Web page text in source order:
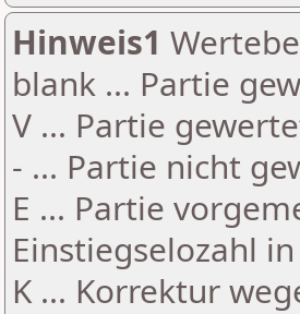
Hinweis1
blank ... Partie
V ... Partie
- ... Partie nicht
E ... Partie
Einstiegselozahl
K ... Korrektur